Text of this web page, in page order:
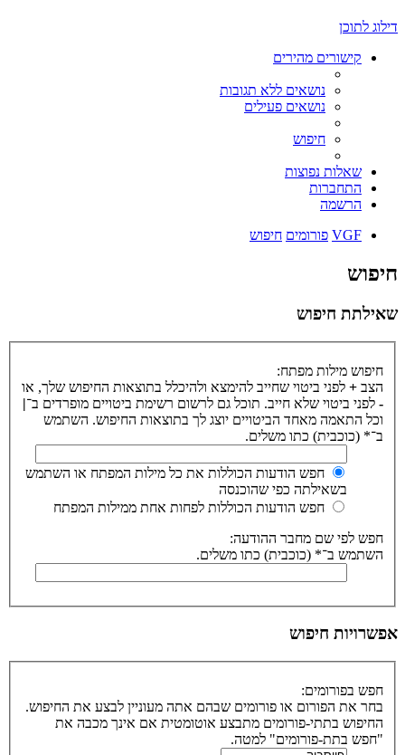
דילוג לתוכן
קישורים מהירים
נושאים ללא תגובות
נושאים פעילים
חיפוש
שאלות נפוצות
התחברות
הרשמה
VGF פורומים חיפוש
חיפוש
שאילתת חיפוש
חיפוש מילות מפתח:
הצב + לפני ביטוי שחייב להימצא ולהיכלל בתוצאות החיפוש שלך, או
- לפני ביטוי שלא חייב. תוכל גם לרשום רשימת ביטויים מופרדים ב־|
וכל התאמה מאחד הביטויים יוצג לך בתוצאות החיפוש. השתמש
ב־* (כוכבית) כתו משלים.
חפש הודעות הכוללות את כל מילות המפתח או השתמש
בשאילתה כפי שהוכנסה
חפש הודעות הכוללות לפחות אחת ממילות המפתח
חפש לפי שם מחבר ההודעה:
השתמש ב־* (כוכבית) כתו משלים.
אפשרויות חיפוש
חפש בפורומים:
בחר את הפורום או פורומים שבהם אתה מעוניין לבצע את החיפוש.
החיפוש בתתי-פורומים מתבצע אוטומטית אם אינך מכבה את
"חפש בתת-פורומים" למטה.